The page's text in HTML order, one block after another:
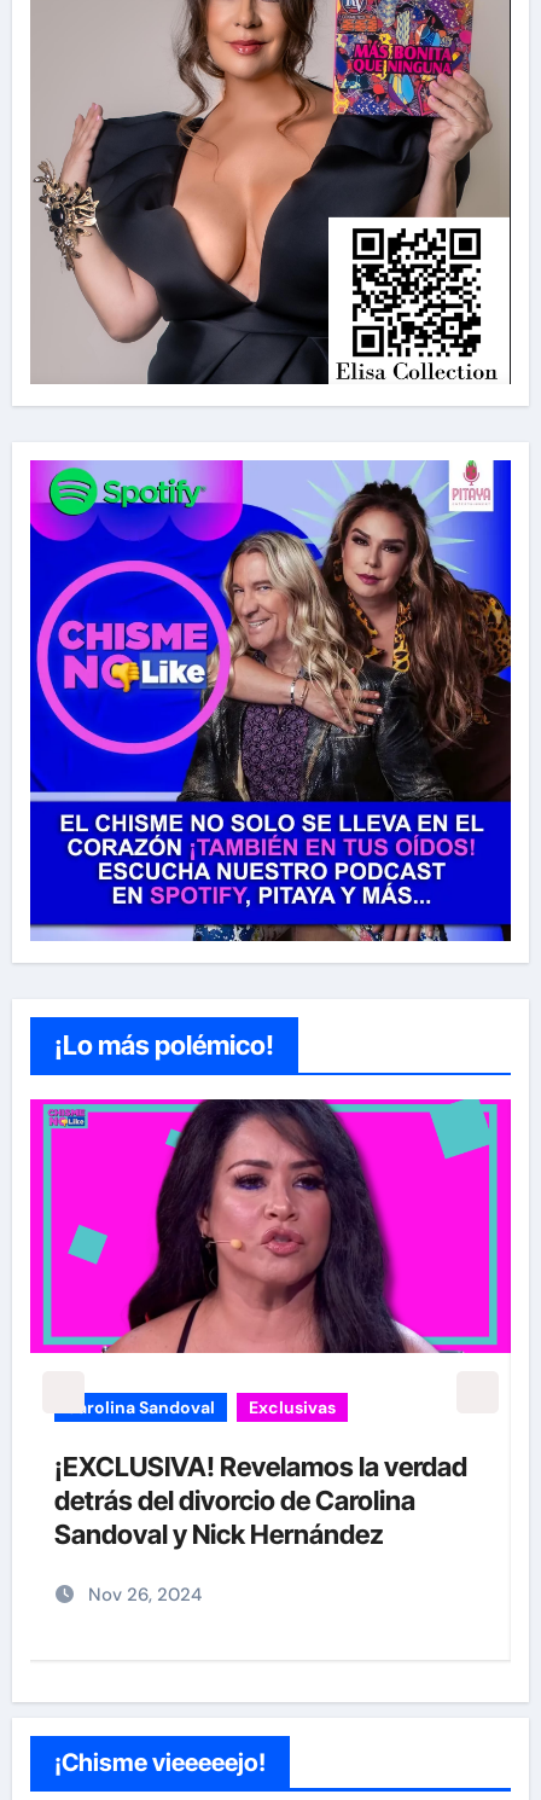
¡Lo más polémico!
carolina Sandoval Exclusivas
¡EXCLUSIVA! Revelamos la verdad
detrás del divorcio de Carolina
Sandoval y Nick Hernández
Nov 26, 2024
¡Chisme vieeeeejo!